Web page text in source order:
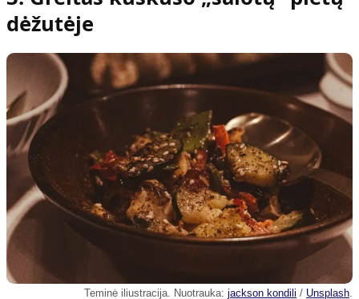
dėžutėje
Teminė iliustracija. Nuotrauka: jackson kondili / Unsplash.